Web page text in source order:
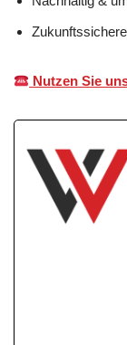
Nutzen Sie